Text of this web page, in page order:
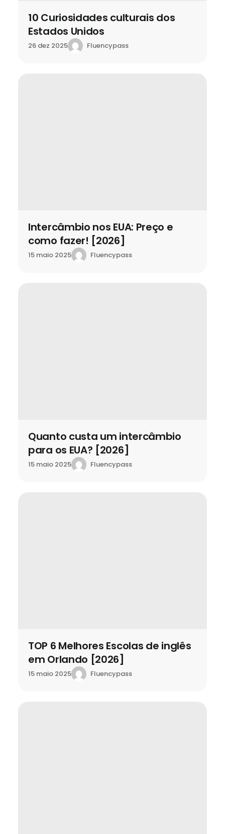
10 Curiosidades culturais dos
Estados Unidos
26 dez 2025 Fluencypass
Intercâmbio nos EUA: Preço e
como fazer! [2026]
15 maio 2025 Fluencypass
Quanto custa um intercâmbio
para os EUA? [2026]
15 maio 2025 Fluencypass
TOP 6 Melhores Escolas de inglês
em Orlando [2026]
15 maio 2025 Fluencypass